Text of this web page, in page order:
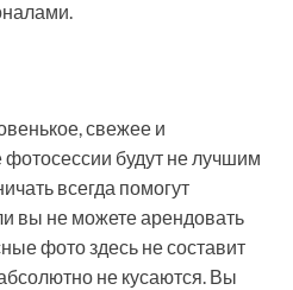
свежее и
будут не лучшим
всегда помогут
вы не можете арендовать
фото здесь не составит
не кусаются. Вы